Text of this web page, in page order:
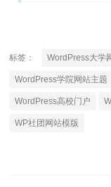
标签： WordPress大学
WordPress学院网站主题
WordPress高校门户
WP社团网站模版